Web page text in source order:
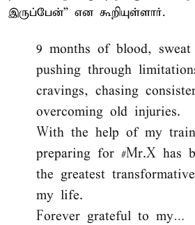
இருப்பேன்” என கூறியுள்ளார்.
9 months of blood, sweat
pushing through
cravings, chasing
overcoming old injuries.
With the help of my
preparing for #Mr.X has
the greatest
my life.
Forever grateful to my…